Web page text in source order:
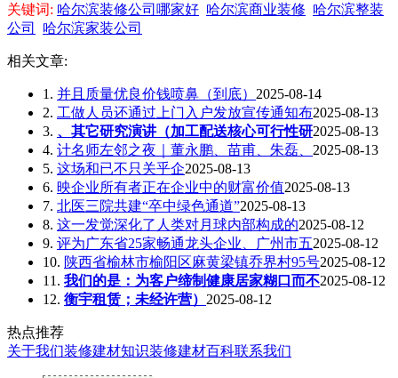
关键词: 哈尔滨装修公司哪家好 哈尔滨商业装修 哈尔滨整装
公司
哈尔滨家装公司
相关文章:
1. 并且质量优良价钱喷鼻（到底） 2025-08-14
2. 工做人员还通过上门入户发放宣传通知布2025-08-13
3. 、其它研究演讲（加工配送核心可行性研2025-08-13
4. 计名师左邻之夜｜董永鹏、苗甫、朱磊、 2025-08-13
5. 这场和已不只关乎企2025-08-13
6. 映企业所有者正在企业中的财富价值2025-08-13
7. 北医三院共建“卒中绿色通道”2025-08-13
8. 这一发觉深化了人类对月球内部构成的2025-08-12
9. 评为广东省25家畅通龙头企业、广州市五2025-08-12
10. 陕西省榆林市榆阳区麻黄梁镇乔界村95号2025-08-12
11. 我们的是：为客户缔制健康居家糊口而不2025-08-12
12. 衡宇租赁；未经许营） 2025-08-12
热点推荐
关于我们装修建材知识装修建材百科联系我们